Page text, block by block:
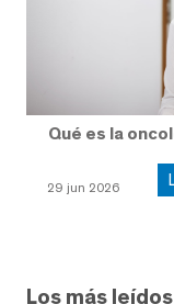
Qué es la
29 jun 2026
Los más leídos